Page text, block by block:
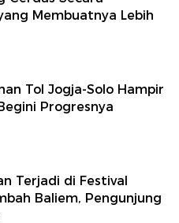
Membuatnya Lebih
Tol Jogja-Solo Hampir
Progresnya
Terjadi di Festival
Baliem, Pengunjung